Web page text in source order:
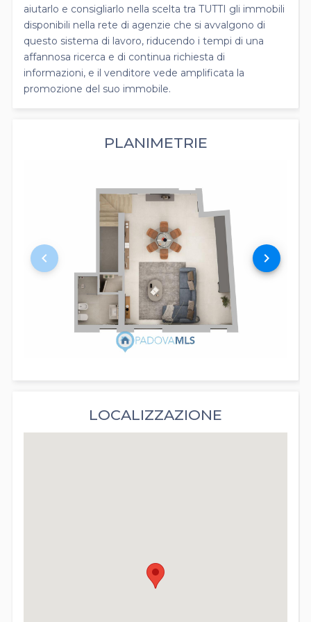
aiutarlo e consigliarlo nella scelta tra TUTTI gli immobili
disponibili nella rete di agenzie che si avvalgono di
questo sistema di lavoro, riducendo i tempi di una
affannosa ricerca e di continua richiesta di
informazioni, e il venditore vede amplificata la
promozione del suo immobile.
PLANIMETRIE
keyboard_arrow_left keyboard_arrow_right
LOCALIZZAZIONE